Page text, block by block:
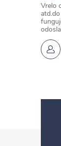
Vrelo